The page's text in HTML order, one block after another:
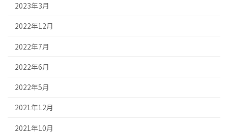
2023年3月
2022年12月
2022年7月
2022年6月
2022年5月
2021年12月
2021年10月